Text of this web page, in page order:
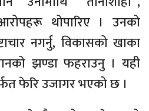
थोपारिए । उनको
नगर्नु, विकासको खाका
झण्डा फहराउनु । यही
फेरि उजागर भएको छ ।